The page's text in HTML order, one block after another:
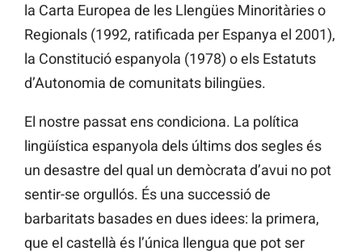
la Carta Europea de les Llengües Minoritàries o
Regionals (1992, ratificada per Espanya el 2001),
la Constitució espanyola (1978) o els Estatuts
d’Autonomia de comunitats bilingües.
El nostre passat ens condiciona. La política
lingüística espanyola dels últims dos segles és
un desastre del qual un demòcrata d’avui no pot
sentir-se orgullós. És una successió de
barbaritats basades en dues idees: la primera,
que el castellà és l’única llengua que pot ser